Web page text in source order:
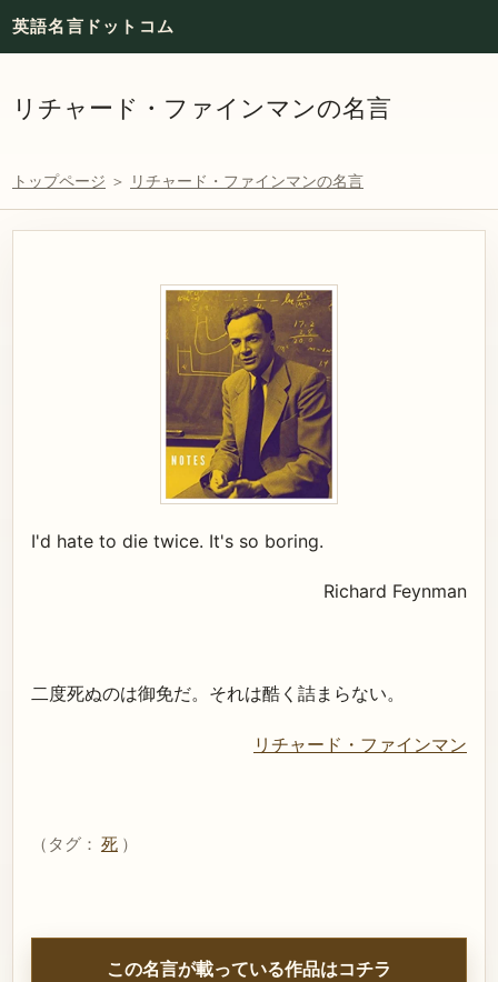
英語名言ドットコム
リチャード・ファインマンの名言
トップページ ＞ リチャード・ファインマンの名言
I'd hate to die twice. It's so boring.
Richard Feynman
二度死ぬのは御免だ。それは酷く詰まらない。
リチャード・ファインマン
（タグ： 死 ）
この名言が載っている作品はコチラ